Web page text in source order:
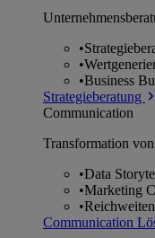
•
•
•Business
Strategieberatung
Communication
Transformation
•Data
•Marketing
•
Communication